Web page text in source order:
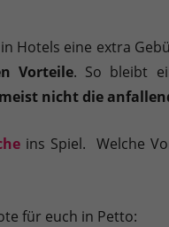
Hotels eine extra
Vorteile. So bleibt
nicht die
ins Spiel. Welche
für euch in Petto:
die einwandfreie Funktion der